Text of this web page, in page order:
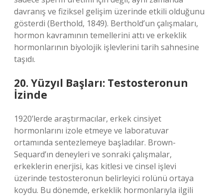
davranış ve fiziksel gelişim üzerinde etkili olduğunu
gösterdi (Berthold, 1849). Berthold’un çalışmaları,
hormon kavramının temellerini attı ve erkeklik
hormonlarının biyolojik işlevlerini tarih sahnesine
taşıdı.
20. Yüzyıl Başları: Testosteronun
İzinde
1920’lerde araştırmacılar, erkek cinsiyet
hormonlarını izole etmeye ve laboratuvar
ortamında sentezlemeye başladılar. Brown-
Sequard’ın deneyleri ve sonraki çalışmalar,
erkeklerin enerjisi, kas kitlesi ve cinsel işlevi
üzerinde testosteronun belirleyici rolünü ortaya
koydu. Bu dönemde, erkeklik hormonlarıyla ilgili